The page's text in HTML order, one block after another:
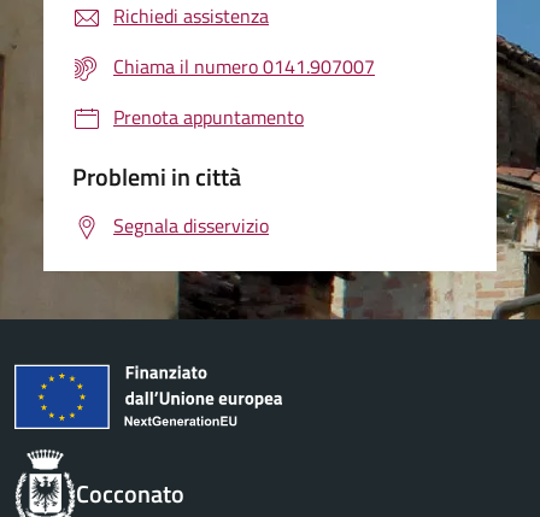
Richiedi assistenza
Chiama il numero 0141.907007
Prenota appuntamento
Problemi in città
Segnala disservizio
Cocconato